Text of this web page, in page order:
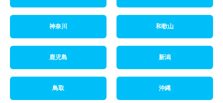
神奈川 和歌山
鹿児島 新潟
鳥取 沖縄